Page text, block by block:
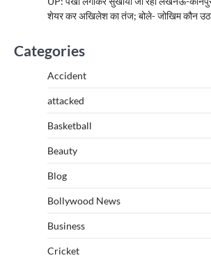
शेयर कर अखिलेश का तंज; बोले- जोखिम कौन
Categories
Accident
attacked
Basketball
Beauty
Blog
Bollywood News
Business
Cricket